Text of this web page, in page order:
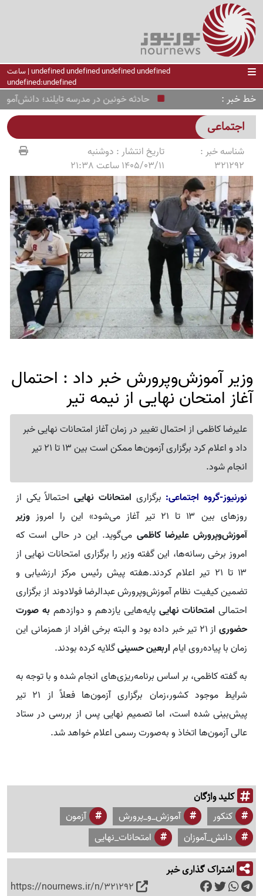
undefined undefined undefined undefined | ساعت
undefined:undefined
خط خبر حادثه خونین در مدرسه تایلند؛ دانش‌آموز
اجتماعی
شناسه خبر :
321292
تاریخ انتشار : دوشنبه
1405/03/11 ساعت 21:38
وزیر آموزش‌وپرورش خبر داد : احتمال
آغاز امتحان نهایی از نیمه تیر
علیرضا کاظمی از احتمال تغییر در زمان آغاز امتحانات نهایی خبر
داد و اعلام کرد برگزاری آزمون‌ها ممکن است بین 13 تا 21 تیر
انجام شود.
نورنیوز-گروه اجتماعی: برگزاری امتحانات نهاییاحتمالاً یکی از
روزهای بین ۱۳ تا ۲۱ تیر آغاز می‌شود» این را امروز
وزیر
آموزش‌وپرورش علیرضا کاظمی می‌گوید. این در حالی است که
امروز برخی رسانه‌ها، این گفته وزیر را برگزاری امتحانات نهایی از
۱۳ تا ۲۱ تیر اعلام کردند.هفته پیش رئیس مرکز ارزشیابی و
تضمین کیفیت نظام آموزش‌وپرورش عبدالرضا فولادوند از برگزاری
احتمالی امتحانات نهایی پایه‌هایی یازدهم و دوازدهمبه صورت
حضوری
از ۲۱ تیر خبر داده بود و البته برخی افراد از همزمانی این
زمان با پیاده‌روی ایاماربعین حسینیگلایه کرده بودند.
به گفته کاظمی، بر اساس برنامه‌ریزی‌های انجام شده و با توجه به
شرایط موجود کشور،زمان برگزاری آزمون‌ها فعلاً از ۲۱ تیر
پیش‌بینی شده است، اما تصمیم نهایی پس از بررسی در ستاد
عالی آزمون‌ها اتخاذ و به‌صورت رسمی اعلام خواهد شد.
کلید واژگان
کنکور آموزش_و_پرورش
آزمون
دانش_آموزان
امتحانات_نهایی
اشتراک گذاری خبر
https://nournews.ir/n/321292